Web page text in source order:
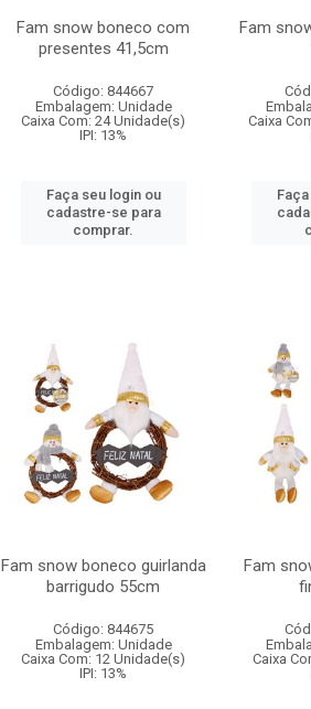
Fam snow boneco com
presentes 41,5cm
Código: 844667
Embalagem: Unidade
Caixa Com: 24 Unidade(s)
IPI: 13%
Faça seu login ou
cadastre-se para
comprar.
Fam
Caixa
Fam snow boneco guirlanda
barrigudo 55cm
Código: 844675
Embalagem: Unidade
Caixa Com: 12 Unidade(s)
IPI: 13%
Fam
Caixa